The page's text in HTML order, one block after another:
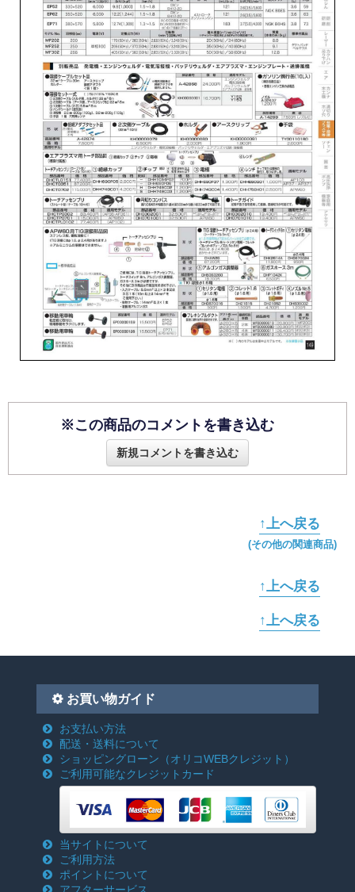
※この商品のコメントを書き込む
新規コメントを書き込む
↑上へ戻る
(その他の関連商品)
↑上へ戻る
↑上へ戻る
お買い物ガイド
お支払い方法
配送・送料について
ショッピングローン （オリコWEBクレジット）
ご利用可能なクレジットカード
当サイトについて
ご利用方法
ポイントについて